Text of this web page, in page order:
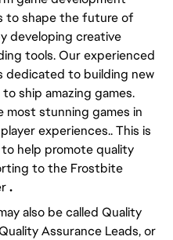
to shape the future of
developing creative
tools. Our experienced
dedicated to building new
ship amazing games.
stunning games in
experiences.. This is
help promote quality
to the Frostbite
.
also be called Quality
Assurance Leads, or